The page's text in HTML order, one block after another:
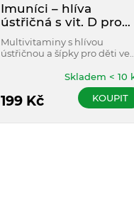
Imuníci – hlíva
ústřičná s vit. D pro
děti tbl. 90
Multivitaminy s hlívou
ústřičnou a šípky pro děti ve
příchutí jahod.
199Kč
Skladem < 10
KOUPIT